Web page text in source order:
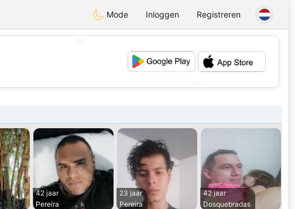
Mode Inloggen Registreren
42 jaar
Pereira
23 jaar
Pereira
42 jaar
Dosquebradas